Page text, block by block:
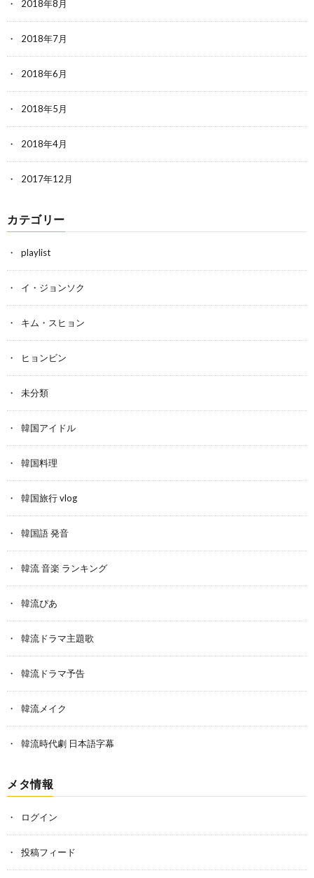
2018年8月
2018年7月
2018年6月
2018年5月
2018年4月
2017年12月
カテゴリー
playlist
イ・ジョンソク
キム・スヒョン
ヒョンビン
未分類
韓国アイドル
韓国料理
韓国旅行 vlog
韓国語 発音
韓流 音楽 ランキング
韓流ぴあ
韓流ドラマ主題歌
韓流ドラマ予告
韓流メイク
韓流時代劇 日本語字幕
メタ情報
ログイン
投稿フィード